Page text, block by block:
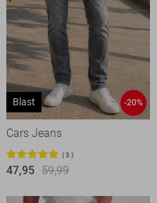
Blast -20%
Cars Jeans
3
47,95 59,99